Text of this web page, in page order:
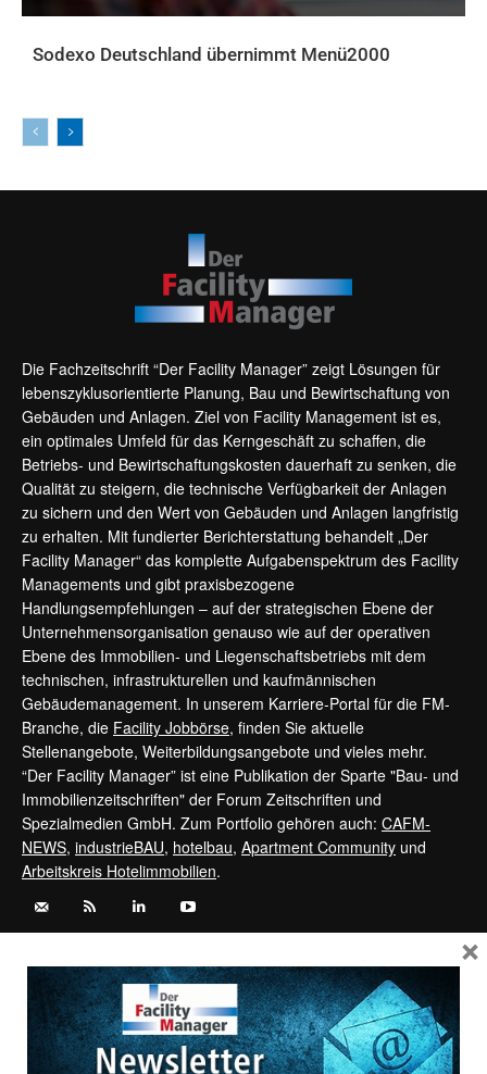
Sodexo Deutschland übernimmt Menü2000
Die Fachzeitschrift “Der Facility Manager” zeigt Lösungen für
lebenszyklusorientierte Planung, Bau und Bewirtschaftung von
Gebäuden und Anlagen. Ziel von Facility Management ist es,
ein optimales Umfeld für das Kerngeschäft zu schaffen, die
Betriebs- und Bewirtschaftungskosten dauerhaft zu senken, die
Qualität zu steigern, die technische Verfügbarkeit der Anlagen
zu sichern und den Wert von Gebäuden und Anlagen langfristig
zu erhalten. Mit fundierter Berichterstattung behandelt „Der
Facility Manager“ das komplette Aufgabenspektrum des Facility
Managements und gibt praxisbezogene
Handlungsempfehlungen – auf der strategischen Ebene der
Unternehmensorganisation genauso wie auf der operativen
Ebene des Immobilien- und Liegenschaftsbetriebs mit dem
technischen, infrastrukturellen und kaufmännischen
Gebäudemanagement. In unserem Karriere-Portal für die FM-
Branche, die Facility Jobbörse, finden Sie aktuelle
Stellenangebote, Weiterbildungsangebote und vieles mehr.
“Der Facility Manager” ist eine Publikation der Sparte "Bau- und
Immobilienzeitschriften" der Forum Zeitschriften und
Spezialmedien GmbH. Zum Portfolio gehören auch: CAFM-
NEWS, industrieBAU, hotelbau, Apartment Community und
Arbeitskreis Hotelimmobilien.
Kontaktieren Sie uns:service@forum-zeitschriften.de
Vertrag widerrufen
×